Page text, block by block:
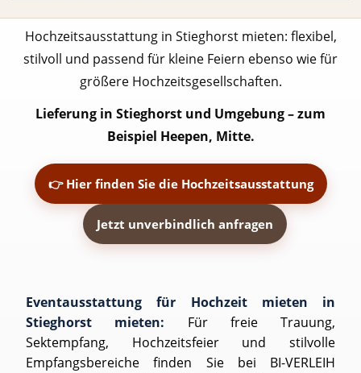
Hochzeitsausstattung in Stieghorst mieten: flexibel,
stilvoll und passend für kleine Feiern ebenso wie für
größere Hochzeitsgesellschaften.
Lieferung in Stieghorst und Umgebung – zum
Beispiel Heepen, Mitte.
👉 Hier finden Sie die Hochzeitsausstattung
Jetzt unverbindlich anfragen
Eventausstattung für Hochzeit mieten in
Stieghorst mieten: Für freie Trauung,
Sektempfang, Hochzeitsfeier und stilvolle
Empfangsbereiche finden Sie bei BI-VERLEIH